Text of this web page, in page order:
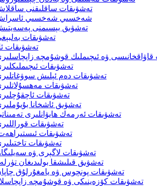
تەشۋىقات ساقلىقنى
شەخسىي شەخسىي
تەشۋىق بېسىمنى
تەشۋىقات
تەشۋىقات
ۋە ئىچىملىك ​​قوشۇمچە
تەشۋىقات
تەشۋىقات دەم ئېلىش
تەشۋىقات
تەشۋىقات
تەشۋىق ئاشخانا
تەشۋىقات ئەرمەك ھايۋانلىرى
تەشۋىقات
تەشۋىقات
تەشۋىقات
تەشۋىقات لاگېرى ۋە
تەشۋىق قىلىشقا بولىدىغان
تەشۋىقات پونچوس ۋە يامغۇرلۇق
تەشۋىقات كۆزەينىكى ۋە قوشۇمچە